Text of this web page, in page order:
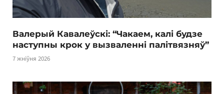
Валерый Кавалеўскі: “Чакаем, калі будзе
наступны крок у вызваленні палітвязняў”
7 жніўня 2026